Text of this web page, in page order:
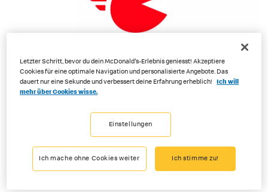
Direkt bei Divoora.ch bestellen
Jetzt mit divoora bestellen!
Letzter Schritt, bevor du dein McDonald's-Erlebnis geniesst! Akzeptiere
Cookies für eine optimale Navigation und personalisierte Angebote. Das
dauert nur eine Sekunde und verbessert deine Erfahrung erheblich!
Ich will
mehr über Cookies wisse.
Einstellungen
Ich mache ohne Cookies weiter Ich stimme zu!